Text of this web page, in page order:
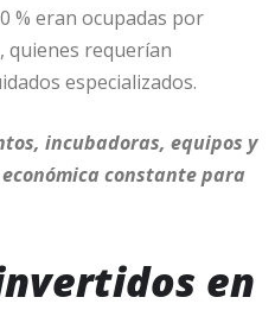
% eran ocupadas por
quienes requerían
especializados.
incubadoras, equipos y
constante para
en